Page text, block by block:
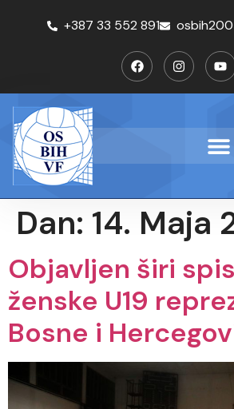
+387 33 552 891
Dan: 14. Maja
Objavljen širi
ženske U19
Bosne i